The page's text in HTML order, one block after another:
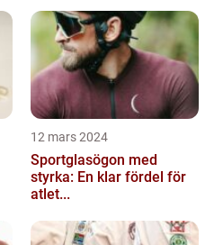
12 mars 2024
Sportglasögon med
styrka: En klar fördel för
atlet...